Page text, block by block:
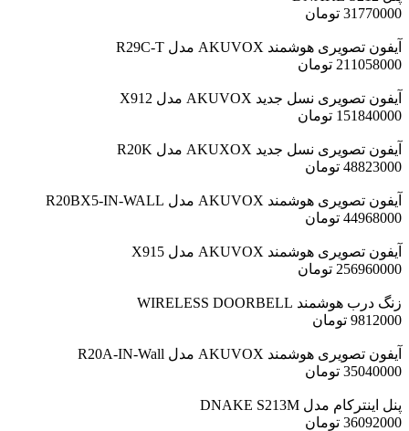
31770000 تومان
آیفون تصویری هوشمند AKUVOX مدل R29C-T
211058000 تومان
آیفون تصویری نسل جدید AKUVOX مدل X912
151840000 تومان
آیفون تصویری نسل جدید AKUXOX مدل R20K
48823000 تومان
آیفون تصویری هوشمند AKUVOX مدل R20BX5-IN-WALL
44968000 تومان
آیفون تصویری هوشمند AKUVOX مدل X915
256960000 تومان
زنگ درب هوشمند WIRELESS DOORBELL
9812000 تومان
آیفون تصویری هوشمند AKUVOX مدل R20A-IN-Wall
35040000 تومان
پنل اینترکام مدل DNAKE S213M
36092000 تومان